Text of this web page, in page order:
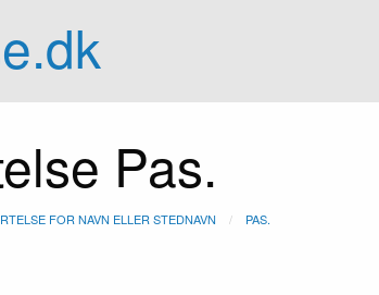
Pas.
FOR NAVN ELLER STEDNAVN PAS.